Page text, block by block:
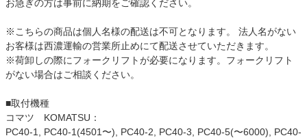
お急ぎの方は事前に納期をご確認ください。
※こちらの商品は個人名様の配送は不可となります。 法人名がない
お客様は西濃運輸の営業所止めにて配送させていただきます。
※荷卸しの際にフォークリフトが必要になります。フォークリフト
がない場合はご相談ください。
■取付機種
コマツ KOMATSU：
PC40-1, PC40-1(4501〜), PC40-2, PC40-3, PC40-5(〜6000), PC40-